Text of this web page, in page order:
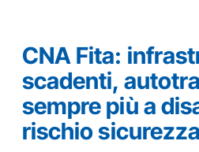
CNA Fita:
scadenti,
sempre più a
rischio